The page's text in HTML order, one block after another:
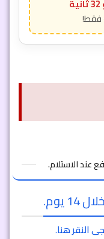
عند الاستلام.
يوم.
النقر هنا.